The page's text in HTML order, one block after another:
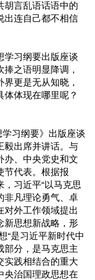
胡言乱语话语中的
出连自己都不相信
学习纲要出版座谈
之语明显降调，
更是无从知晓，
体现在哪里呢？
习纲要》出版座谈
毅出席并讲话。与
办、中央党史和文
节代表。根据报
习近平“以马克思
非凡理论勇气、卓
对外工作领域提出
新思想新战略，形
“是习近平新时代中
部分，是马克思主
实践相结合的重大
央治国理政思想在